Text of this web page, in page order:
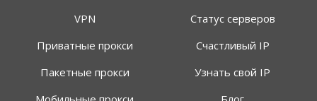
VPN
Приватные прокси
Пакетные прокси
Статус серверов
Счастливый IP
Узнать свой IP